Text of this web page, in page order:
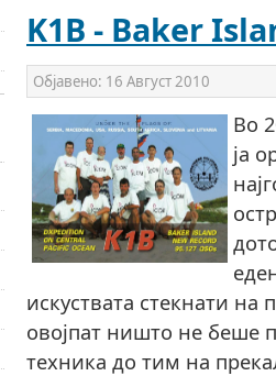
K1B - Baker
Објавено: 16 Август 2010
Во
ја
искуствата стекнати
овојпат ништо не беше
техника до тим на